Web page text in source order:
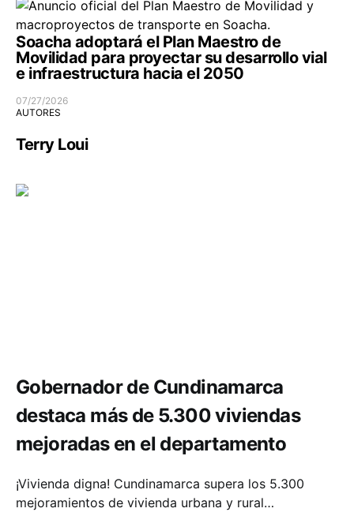
Soacha adoptará el Plan Maestro de
Movilidad para proyectar su desarrollo vial
e infraestructura hacia el 2050
07/27/2026
AUTORES
Terry Loui
Gobernador de Cundinamarca
destaca más de 5.300 viviendas
mejoradas en el departamento
¡Vivienda digna! Cundinamarca supera los 5.300
mejoramientos de vivienda urbana y rural…